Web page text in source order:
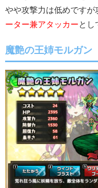
やや攻撃力は低めです
ーター兼アタッカー とし
魔艶の王姉モルガン